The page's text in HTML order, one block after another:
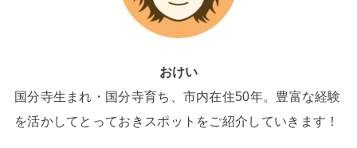
おけい
国分寺生まれ・国分寺育ち、市内在住50年。豊富な経験
を活かしてとっておきスポットをご紹介していきます！